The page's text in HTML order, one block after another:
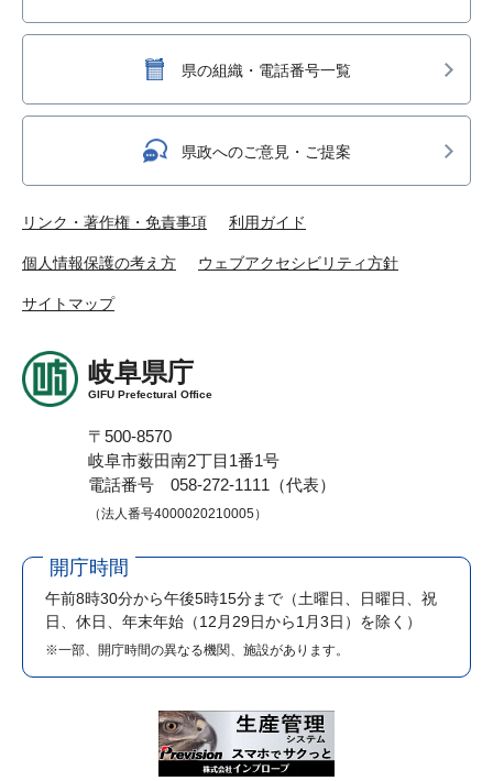
県の組織・電話番号一覧
県政へのご意見・ご提案
リンク・著作権・免責事項 利用ガイド
個人情報保護の考え方 ウェブアクセシビリティ方針
サイトマップ
岐阜県庁
GIFU Prefectural Office
〒500-8570
岐阜市薮田南2丁目1番1号
電話番号 058-272-1111（代表）
（法人番号4000020210005）
開庁時間
午前8時30分から午後5時15分まで （土曜日、日曜日、祝
日、休日、年末年始（12月29日から1月3日）を除く）
※一部、開庁時間の異なる機関、施設があります。